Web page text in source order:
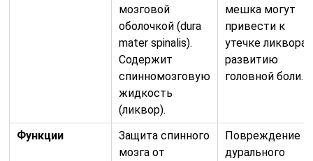
мозговой
оболочкой (dura
mater spinalis).
Содержит
спинномозговую
жидкость
(ликвор).
мешка могут
привести к
утечке ликвора
развитию
головной боли.
Функции
Защита спинного
мозга от
Повреждение
дурального